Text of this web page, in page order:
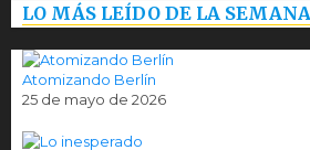
LO MÁS LEÍDO DE LA
Atomizando Berlín
25 de mayo de 2026